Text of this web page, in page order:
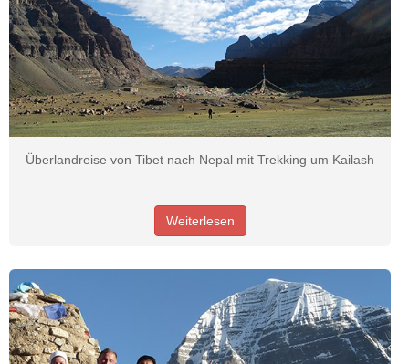
Überlandreise von Tibet nach Nepal mit Trekking um Kailash
Weiterlesen